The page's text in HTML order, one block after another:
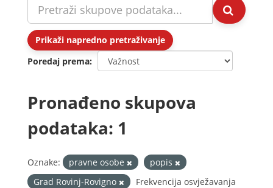
Prikaži napredno pretraživanje
Poredaj prema
Pronađeno skupova
podataka: 1
Oznake: pravne osobe
popis
Grad Rovinj-Rovigno
Frekvencija osvježavanja